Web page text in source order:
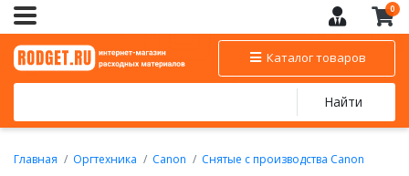
0
Каталог товаров
Найти
Главная Оргтехника Canon Снятые с производства Canon